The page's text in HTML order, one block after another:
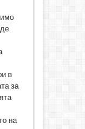
в
за
на